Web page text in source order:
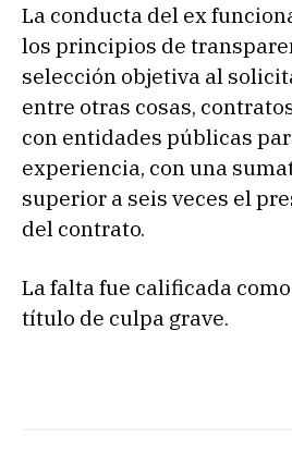
La conducta del ex
los principios de
selección objetiva al
entre otras cosas,
con entidades públicas
experiencia, con una
superior a seis veces el
del contrato.
La falta fue calificada
título de culpa grave.